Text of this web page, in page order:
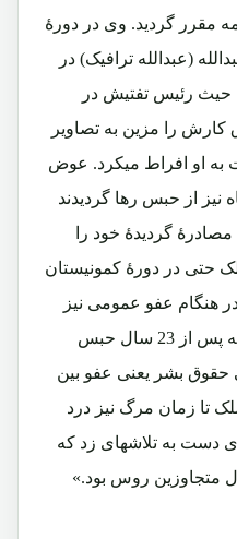
مقرر گردید. وی در دورۀ
(عبدالله ترافیک) در
حیث رئیس تفتیش در
کارش را مزین به تصاویر
به او افراط میکرد. عوض
از حبس رها گردیدند
گردیدۀ خود را
حتی در دورۀ کمونیستان
هنگام عفو عمومی نیز
ارادۀ رهائی ویرا نداشت. تا اینکه پس از 23 سال حبس
حقوق بشر یعنی عفو بین
تا زمان مرگ نیز درد
دست به تلاشهای زد که
متجاوزین روس بود.»